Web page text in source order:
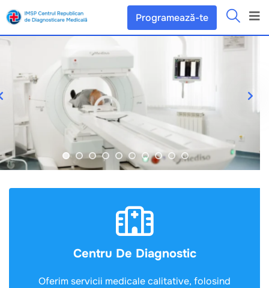
Programează-te
Centru De Diagnostic
Oferim servicii medicale calitative, folosind